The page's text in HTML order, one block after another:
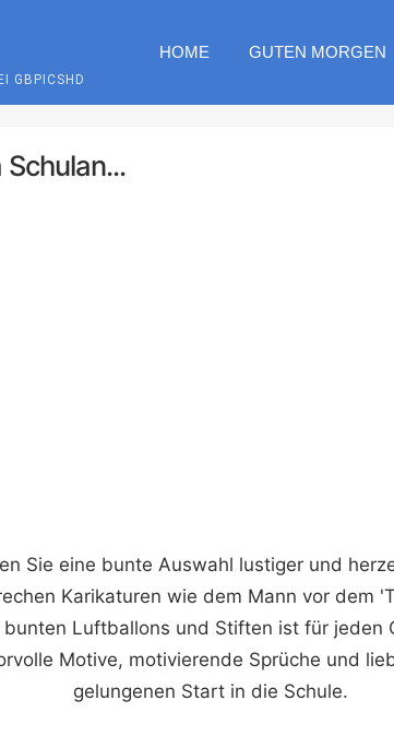
GBPICSHD
HOME GUTEN MORGEN
Sie eine bunte Auswahl lustiger und
Karikaturen wie dem Mann vor dem
Luftballons und Stiften ist für jeden
Motive, motivierende Sprüche und
gelungenen Start in die Schule.